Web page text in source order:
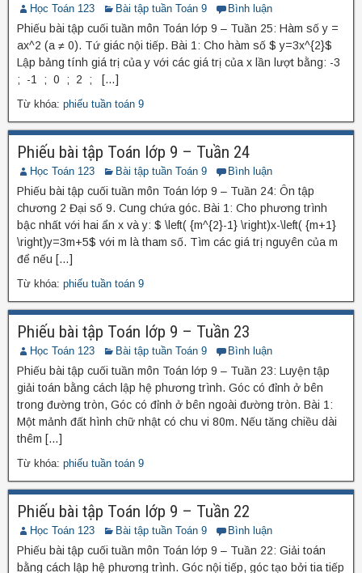
Học Toán 123 Bài tập tuần Toán 9 Bình luận
Phiếu bài tập cuối tuần môn Toán lớp 9 – Tuần 25: Hàm số y =
ax^2 (a ≠ 0). Tứ giác nội tiếp. Bài 1: Cho hàm số $ y=3x^{2}$
Lập bảng tính giá trị của y với các giá trị của x lần lượt bằng: -3
; -1 ; 0 ; 2 ; […]
Từ khóa: phiếu tuần toán 9
Phiếu bài tập Toán lớp 9 – Tuần 24
Học Toán 123 Bài tập tuần Toán 9 Bình luận
Phiếu bài tập cuối tuần môn Toán lớp 9 – Tuần 24: Ôn tập
chương 2 Đại số 9. Cung chứa góc. Bài 1: Cho phương trình
bậc nhất với hai ẩn x và y: $ \left( {m^{2}-1} \right)x-\left( {m+1}
\right)y=3m+5$ với m là tham số. Tìm các giá trị nguyên của m
để nếu […]
Từ khóa: phiếu tuần toán 9
Phiếu bài tập Toán lớp 9 – Tuần 23
Học Toán 123 Bài tập tuần Toán 9 Bình luận
Phiếu bài tập cuối tuần môn Toán lớp 9 – Tuần 23: Luyện tập
giải toán bằng cách lập hệ phương trình. Góc có đỉnh ở bên
trong đường tròn, Góc có đỉnh ở bên ngoài đường tròn. Bài 1:
Một mảnh đất hình chữ nhật có chu vi 80m. Nếu tăng chiều dài
thêm […]
Từ khóa: phiếu tuần toán 9
Phiếu bài tập Toán lớp 9 – Tuần 22
Học Toán 123 Bài tập tuần Toán 9 Bình luận
Phiếu bài tập cuối tuần môn Toán lớp 9 – Tuần 22: Giải toán
bằng cách lập hệ phương trình. Góc nội tiếp, góc tạo bởi tia tiếp